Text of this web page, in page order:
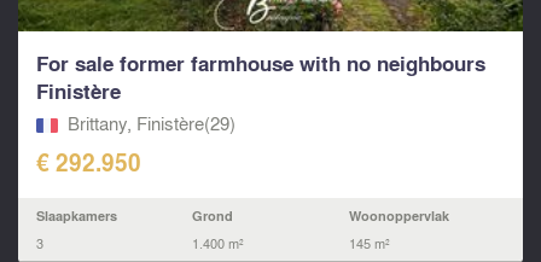
For sale former farmhouse with no neighbours
Finistère
Brittany, Finistère(29)
€ 292.950
Slaapkamers
3
Grond
1.400 m²
Woonoppervlak
145 m²